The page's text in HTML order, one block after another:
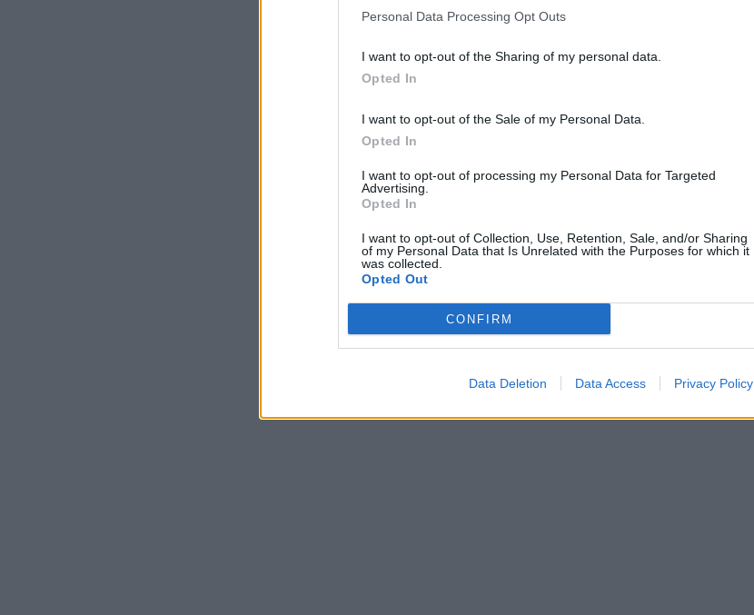
Personal Data Processing Opt Outs
I want to opt-out of the Sharing of my personal data.
Opted In
I want to opt-out of the Sale of my Personal Data.
Opted In
I want to opt-out of processing my Personal Data for Targeted
Advertising.
Opted In
I want to opt-out of Collection, Use, Retention, Sale, and/or Sharing
of my Personal Data that Is Unrelated with the Purposes for which it
was collected.
Opted Out
CONFIRM
Data Deletion Data Access Privacy Policy